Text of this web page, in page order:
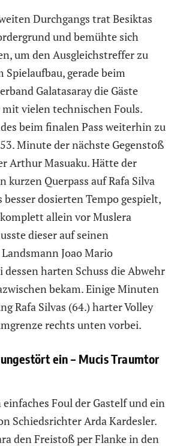
Durchgangs trat Besiktas
und bemühte sich
um den Ausgleichstreffer zu
Spielaufbau, gerade beim
Galatasaray die Gäste
vielen technischen Fouls.
beim finalen Pass weiterhin zu
Minute der nächste Gegenstoß
Arthur Masuaku. Hätte der
kurzen Querpass auf Rafa Silva
dosierten Tempo gespielt,
allein vor Muslera
dieser auf seinen
Joao Mario
dessen harten Schuss die Abwehr
bekam. Einige Minuten
Rafa Silvas (64.) harter Volley
rechts unten vorbei.
ein – Mucis Traumtor
Foul der Gastelf und ein
Schiedsrichter Arda Kardesler.
den Freistoß per Flanke in den